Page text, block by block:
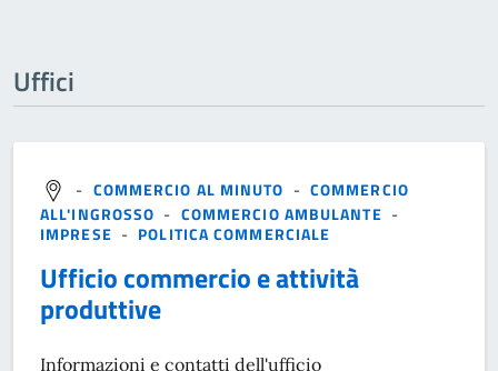
Uffici
- COMMERCIO AL MINUTO - COMMERCIO
ALL'INGROSSO - COMMERCIO AMBULANTE -
IMPRESE - POLITICA COMMERCIALE
Ufficio commercio e attività
produttive
Informazioni e contatti dell'ufficio